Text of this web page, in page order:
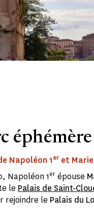
éphémère
Napoléon 1er et
Napoléon 1er épouse
le Palais de Saint-
rejoindre le Palais du